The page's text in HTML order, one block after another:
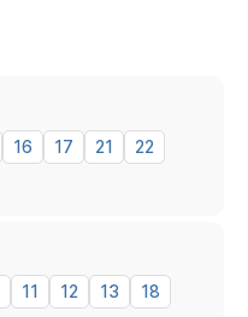
16 17 21
22
11 12 13
18